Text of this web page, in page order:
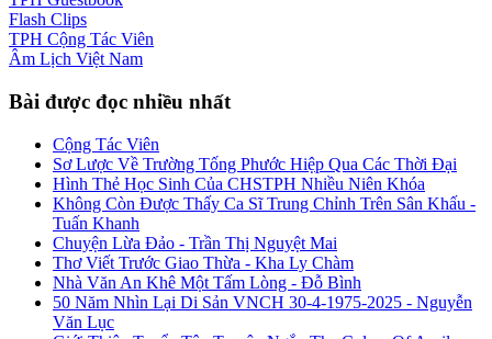
Flash Clips
TPH Cộng Tác Viên
Âm Lịch Việt Nam
Bài được đọc nhiều nhất
Cộng Tác Viên
Sơ Lược Về Trường Tống Phước Hiệp Qua Các Thời Đại
Hình Thẻ Học Sinh Của CHSTPH Nhiều Niên Khóa
Không Còn Được Thấy Ca Sĩ Trung Chỉnh Trên Sân Khấu -
Tuấn Khanh
Chuyện Lừa Đảo - Trần Thị Nguyệt Mai
Thơ Viết Trước Giao Thừa - Kha Ly Chàm
Nhà Văn An Khê Một Tấm Lòng - Đỗ Bình
50 Năm Nhìn Lại Di Sản VNCH 30-4-1975-2025 - Nguyễn
Văn Lục